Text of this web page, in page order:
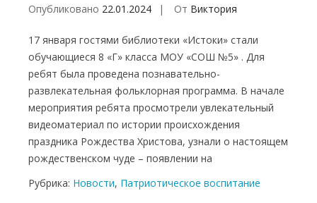
Опубликовано 22.01.2024 От Виктория
17 января гостями библиотеки «Истоки» стали
обучающиеся 8 «Г» класса МОУ «СОШ №5» . Для
ребят была проведена познавательно-
развлекательная фольклорная программа. В начале
мероприятия ребята просмотрели увлекательный
видеоматериал по истории происхождения
праздника Рождества Христова, узнали о настоящем
рождественском чуде – появлении на
Рубрика: Новости, Патриотическое воспитание